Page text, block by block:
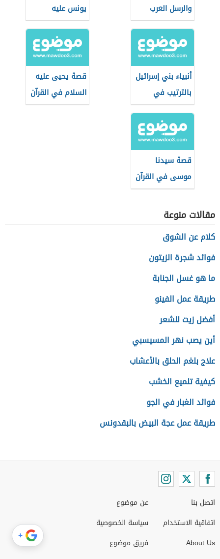
والرسل العرب
يونس عليه
السلام؟
أنبياء بني إسرائيل
بالترتيب في
الإسلام
قصة يحيى عليه
السلام في القرآن
الكريم
قصة سيدنا
موسى في القرآن
حسب تسلسلها
التاريخي
مقالات منوعة
كلام عن الشوق
فوائد شجرة الزيتون
ما هو غسل الجنابة
طريقة عمل الفينو
أفضل زيت للشعر
أين يصب نهر المسيسبي
علاج بلغم الحلق بالأعشاب
كيفية تلميع الخشب
فوائد الغبار في الجو
طريقة عمل عجة البيض بالبقدونس
اتصل بنا
اتفاقية الاستخدام
About Us
عن موضوع
سياسة الخصوصية
فريق موضوع
+